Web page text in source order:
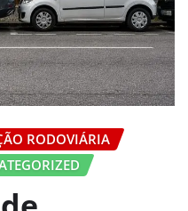
RODOVIÁRIA